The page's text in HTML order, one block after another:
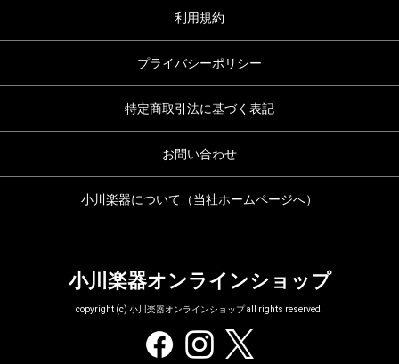
利用規約
プライバシーポリシー
特定商取引法に基づく表記
お問い合わせ
小川楽器について（当社ホームページへ）
小川楽器オンラインショップ
copyright (c) 小川楽器オンラインショップ all rights reserved.